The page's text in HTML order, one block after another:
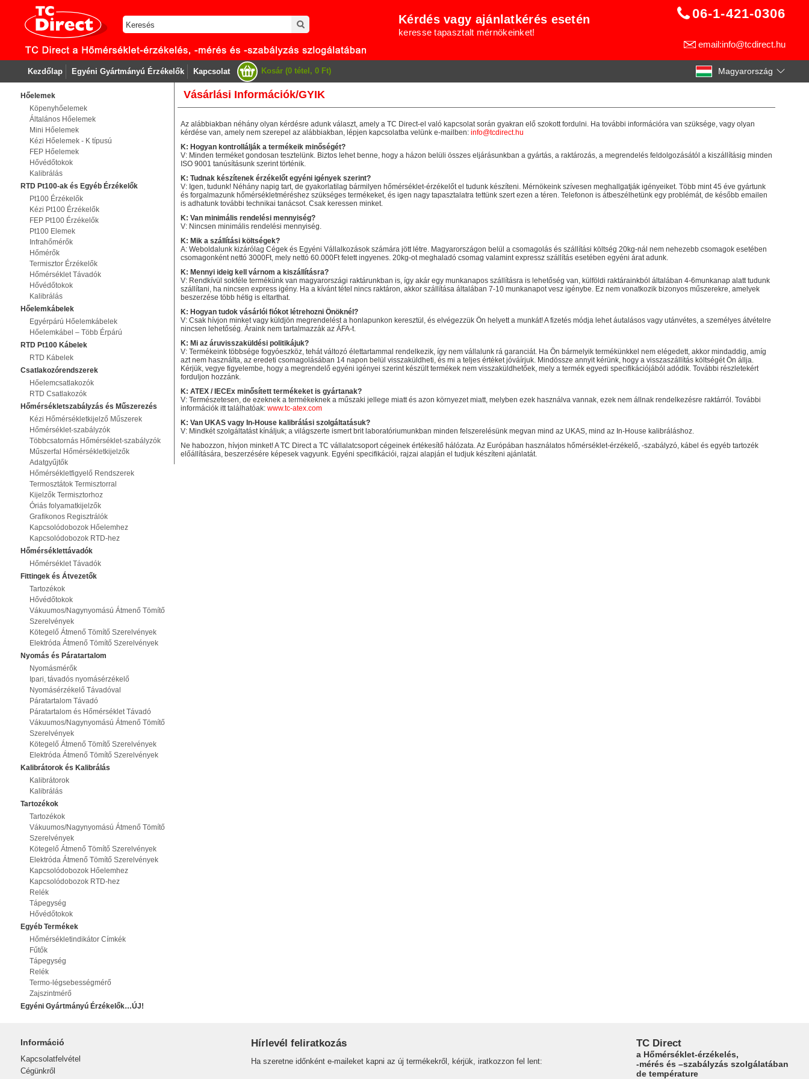
Magyarország
06-1-421-0306
email:info@tcdirect.hu
Kérdés vagy ajánlatkérés esetén
keresse tapasztalt mérnökeinket!
Kezdőlap Egyéni Gyártmányú Érzékelők Kapcsolat Kosár (0 tétel, 0 Ft)
Hőelemek
Köpenyhőelemek
Általános Hőelemek
Mini Hőelemek
Kézi Hőelemek - K típusú
FEP Hőelemek
Hővédőtokok
Kalibrálás
RTD Pt100-ak és Egyéb Érzékelők
Pt100 Érzékelők
Kézi Pt100 Érzékelők
FEP Pt100 Érzékelők
Pt100 Elemek
Infrahőmérők
Hőmérők
Termisztor Érzékelők
Hőmérséklet Távadók
Hővédőtokok
Kalibrálás
Hőelemkábelek
Egyérpárú Hőelemkábelek
Hőelemkábel – Több Érpárú
RTD Pt100 Kábelek
RTD Kábelek
Csatlakozórendszerek
Hőelemcsatlakozók
RTD Csatlakozók
Hőmérsékletszabályzás és Műszerezés
Kézi Hőmérsékletkijelző Műszerek
Hőmérséklet-szabályzók
Többcsatornás Hőmérséklet-szabályzók
Műszerfal Hőmérsékletkijelzők
Adatgyűjtők
Hőmérsékletfigyelő Rendszerek
Termosztátok Termisztorral
Kijelzők Termisztorhoz
Óriás folyamatkijelzők
Grafikonos Regisztrálók
Kapcsolódobozok Hőelemhez
Kapcsolódobozok RTD-hez
Hőmérséklettávadók
Hőmérséklet Távadók
Fittingek és Átvezetők
Tartozékok
Hővédőtokok
Vákuumos/Nagynyomású Átmenő Tömítő
Szerelvények
Kötegelő Átmenő Tömítő Szerelvények
Elektróda Átmenő Tömítő Szerelvények
Nyomás és Páratartalom
Nyomásmérők
Ipari, távadós nyomásérzékelő
Nyomásérzékelő Távadóval
Páratartalom Távadó
Páratartalom és Hőmérséklet Távadó
Vákuumos/Nagynyomású Átmenő Tömítő
Szerelvények
Kötegelő Átmenő Tömítő Szerelvények
Elektróda Átmenő Tömítő Szerelvények
Kalibrátorok és Kalibrálás
Kalibrátorok
Kalibrálás
Tartozékok
Tartozékok
Vákuumos/Nagynyomású Átmenő Tömítő
Szerelvények
Kötegelő Átmenő Tömítő Szerelvények
Elektróda Átmenő Tömítő Szerelvények
Kapcsolódobozok Hőelemhez
Kapcsolódobozok RTD-hez
Relék
Tápegység
Hővédőtokok
Egyéb Termékek
Hőmérsékletindikátor Címkék
Fűtők
Tápegység
Relék
Termo-légsebességmérő
Zajszintmérő
Egyéni Gyártmányú Érzékelők…ÚJ!
Vásárlási Információk/GYIK
Az alábbiakban néhány olyan kérdésre adunk választ, amely a TC Direct-el való kapcsolat során gyakran elő szokott fordulni. Ha további információra van szüksége, vagy olyan
kérdése van, amely nem szerepel az alábbiakban, lépjen kapcsolatba velünk e-mailben: info@tcdirect.hu
K: Hogyan kontrollálják a termékeik minőségét?
V: Minden terméket gondosan tesztelünk. Biztos lehet benne, hogy a házon belüli összes eljárásunkban a gyártás, a raktározás, a megrendelés feldolgozásától a kiszállításig minden
ISO 9001 tanúsításunk szerint történik.
K: Tudnak készítenek érzékelőt egyéni igények szerint?
V: Igen, tudunk! Néhány napig tart, de gyakorlatilag bármilyen hőmérséklet-érzékelőt el tudunk készíteni. Mérnökeink szívesen meghallgatják igényeiket. Több mint 45 éve gyártunk
és forgalmazunk hőmérsékletméréshez szükséges termékeket, és igen nagy tapasztalatra tettünk szert ezen a téren. Telefonon is átbeszélhetünk egy problémát, de később emailen
is adhatunk további technikai tanácsot. Csak keressen minket.
K: Van minimális rendelési mennyiség?
V: Nincsen minimális rendelési mennyiség.
K: Mik a szállítási költségek?
A: Weboldalunk kizárólag Cégek és Egyéni Vállalkozások számára jött létre. Magyarországon belül a csomagolás és szállítási költség 20kg-nál nem nehezebb csomagok esetében
csomagonként nettó 3000Ft, mely nettó 60.000Ft felett ingyenes. 20kg-ot meghaladó csomag valamint expressz szállítás esetében egyéni árat adunk.
K: Mennyi ideig kell várnom a kiszállításra?
V: Rendkívül sokféle termékünk van magyarországi raktárunkban is, így akár egy munkanapos szállításra is lehetőség van, külföldi raktárainkból általában 4-6munkanap alatt tudunk
szállítani, ha nincsen express igény. Ha a kívánt tétel nincs raktáron, akkor szállítása általában 7-10 munkanapot vesz igénybe. Ez nem vonatkozik bizonyos műszerekre, amelyek
beszerzése több hétig is eltarthat.
K: Hogyan tudok vásárlói fiókot létrehozni Önöknél?
V: Csak hívjon minket vagy küldjön megrendelést a honlapunkon keresztül, és elvégezzük Ön helyett a munkát! A fizetés módja lehet áutalásos vagy utánvétes, a személyes átvételre
nincsen lehetőség. Áraink nem tartalmazzák az ÁFA-t.
K: Mi az áruvisszaküldési politikájuk?
V: Termékeink többsége fogyóeszköz, tehát változó élettartammal rendelkezik, így nem vállalunk rá garanciát. Ha Ön bármelyik termékünkkel nem elégedett, akkor mindaddig, amíg
azt nem használta, az eredeti csomagolásában 14 napon belül visszaküldheti, és mi a teljes értéket jóváírjuk. Mindössze annyit kérünk, hogy a visszaszállítás költségét Ön állja.
Kérjük, vegye figyelembe, hogy a megrendelő egyéni igényei szerint készült termékek nem visszaküldhetőek, mely a termék egyedi specifikációjából adódik. További részletekért
forduljon hozzánk.
K: ATEX / IECEx minősített termékeket is gyártanak?
V: Természetesen, de ezeknek a termékeknek a műszaki jellege miatt és azon környezet miatt, melyben ezek használva vannak, ezek nem állnak rendelkezésre raktárról. További
információk itt találhatóak: www.tc-atex.com
K: Van UKAS vagy In-House kalibrálási szolgáltatásuk?
V: Mindkét szolgáltatást kínáljuk; a világszerte ismert brit laboratóriumunkban minden felszerelésünk megvan mind az UKAS, mind az In-House kalibráláshoz.
Ne habozzon, hívjon minket! A TC Direct a TC vállalatcsoport cégeinek értékesítő hálózata. Az Európában használatos hőmérséklet-érzékelő, -szabályzó, kábel és egyéb tartozék
előállítására, beszerzésére képesek vagyunk. Egyéni specifikációi, rajzai alapján el tudjuk készíteni ajánlatát.
Információ
Kapcsolatfelvétel
Cégünkről
Hírlevél feliratkozás
Ha szeretne időnként e-maileket kapni az új termékekről, kérjük, iratkozzon fel lent:
TC Direct
a Hőmérséklet-érzékelés,
-mérés és –szabályzás szolgálatában
de température